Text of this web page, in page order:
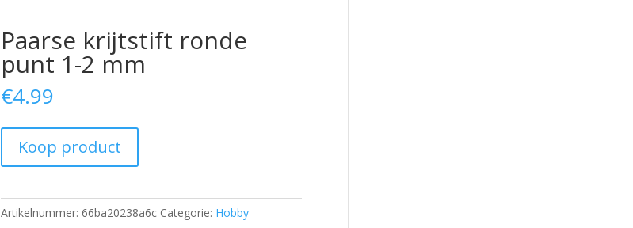
Paarse krijtstift ronde
punt 1-2 mm
€4.99
Koop product
Artikelnummer:66ba20238a6c Categorie: Hobby